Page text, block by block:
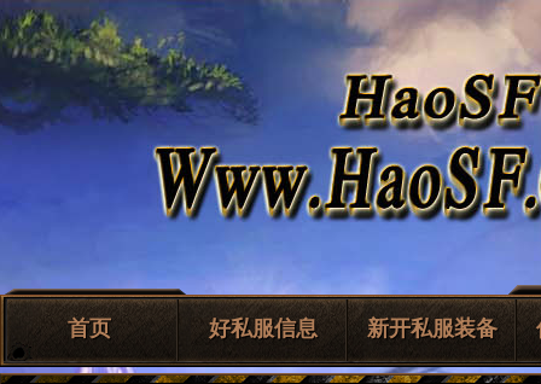
首页 好私服信息 新开私服装备